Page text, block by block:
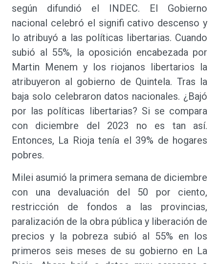
según difundió el INDEC. El Gobierno
nacional celebró el signifi cativo descenso y
lo atribuyó a las políticas libertarias. Cuando
subió al 55%, la oposición encabezada por
Martin Menem y los riojanos libertarios la
atribuyeron al gobierno de Quintela. Tras la
baja solo celebraron datos nacionales. ¿Bajó
por las políticas libertarias? Si se compara
con diciembre del 2023 no es tan así.
Entonces, La Rioja tenía el 39% de hogares
pobres.
Milei asumió la primera semana de diciembre
con una devaluación del 50 por ciento,
restricción de fondos a las provincias,
paralización de la obra pública y liberación de
precios y la pobreza subió al 55% en los
primeros seis meses de su gobierno en La